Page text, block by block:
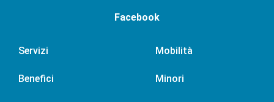
Facebook
Servizi
Benefici
Mobilità
Minori